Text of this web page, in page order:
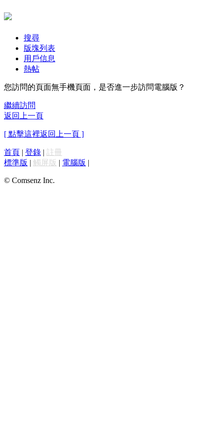
搜尋
版塊列表
用戶信息
熱帖
您訪問的頁面無手機頁面，是否進一步訪問電腦版？
繼續訪問
返回上一頁
[ 點擊這裡返回上一頁 ]
首頁 | 登錄 | 註冊
標準版 | 觸屏版 | 電腦版 |
© Comsenz Inc.